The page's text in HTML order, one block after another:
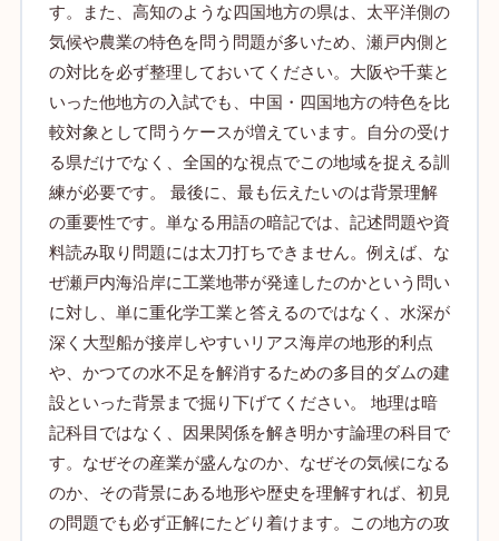
す。また、高知のような四国地方の県は、太平洋側の
気候や農業の特色を問う問題が多いため、瀬戸内側と
の対比を必ず整理しておいてください。大阪や千葉と
いった他地方の入試でも、中国・四国地方の特色を比
較対象として問うケースが増えています。自分の受け
る県だけでなく、全国的な視点でこの地域を捉える訓
練が必要です。 最後に、最も伝えたいのは背景理解
の重要性です。単なる用語の暗記では、記述問題や資
料読み取り問題には太刀打ちできません。例えば、な
ぜ瀬戸内海沿岸に工業地帯が発達したのかという問い
に対し、単に重化学工業と答えるのではなく、水深が
深く大型船が接岸しやすいリアス海岸の地形的利点
や、かつての水不足を解消するための多目的ダムの建
設といった背景まで掘り下げてください。 地理は暗
記科目ではなく、因果関係を解き明かす論理の科目で
す。なぜその産業が盛んなのか、なぜその気候になる
のか、その背景にある地形や歴史を理解すれば、初見
の問題でも必ず正解にたどり着けます。この地方の攻